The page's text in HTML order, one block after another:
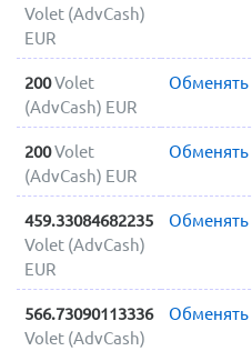
Volet (AdvCash)
EUR
200Volet
(AdvCash) EUR
Обменять
200Volet
(AdvCash) EUR
Обменять
459.33084682235
Volet (AdvCash)
EUR
Обменять
566.73090113336
Volet (AdvCash)
Обменять